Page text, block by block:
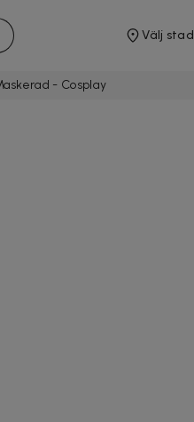
Välj stad
- Cosplay